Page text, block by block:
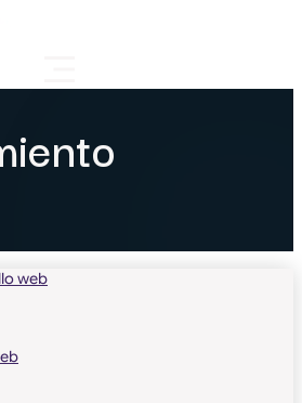
web